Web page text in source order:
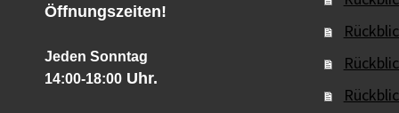
Öffnungszeiten!
Jeden Sonntag
14:00-18:00 Uhr.